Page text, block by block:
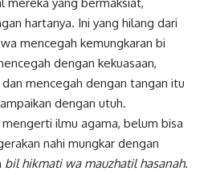
hartanya. Ini yang hilang dari
mencegah kemungkaran bi
dengan kekuasaan,
mencegah dengan tangan itu
dengan utuh.
ilmu agama, belum bisa
nahi mungkar dengan
bil hikmati wa mauzhatil hasanah.